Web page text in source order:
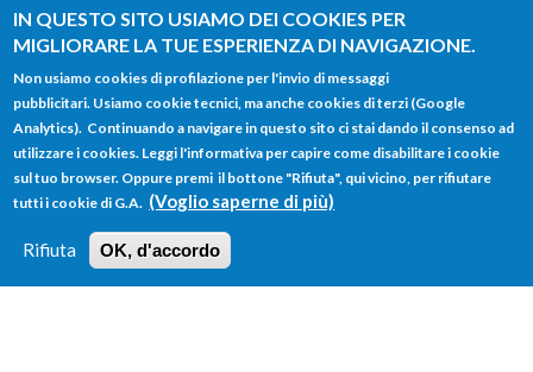
IN QUESTO SITO USIAMO DEI COOKIES PER
MIGLIORARE LA TUE ESPERIENZA DI NAVIGAZIONE.
Non usiamo cookies di profilazione per l'invio di messaggi
pubblicitari. Usiamo cookie tecnici, ma anche cookies di terzi (Google
Analytics). Continuando a navigare in questo sito ci stai dando il consenso ad
utilizzare i cookies. Leggi l'informativa per capire come disabilitare i cookie
sul tuo browser. Oppure premi il bottone "Rifiuta", qui vicino, per rifiutare
tutti i cookie di G.A. (Voglio saperne di più)
Rifiuta OK, d'accordo
Salta al contenuto principale
FORM
DI
RICERCA
Main menu
HOME TUTTI I PROFILI
LOGIN